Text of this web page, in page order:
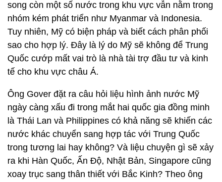
song còn một số nước trong khu vực vẫn nằm trong
nhóm kém phát triển như Myanmar và Indonesia.
Tuy nhiên, Mỹ có biện pháp và biết cách phân phối
sao cho hợp lý. Đây là lý do Mỹ sẽ không để Trung
Quốc cướp mất vai trò là nhà tài trợ đầu tư và kinh
tế cho khu vực châu Á.
Ông Gover đặt ra câu hỏi liệu hình ảnh nước Mỹ
ngày càng xấu đi trong mắt hai quốc gia đồng minh
là Thái Lan và Philippines có khả năng sẽ khiến các
nước khác chuyển sang hợp tác với Trung Quốc
trong tương lai hay không? Và liệu chuyện gì sẽ xảy
ra khi Hàn Quốc, Ấn Độ, Nhật Bản, Singapore cũng
xoay trục sang thân thiết với Bắc Kinh? Theo ông